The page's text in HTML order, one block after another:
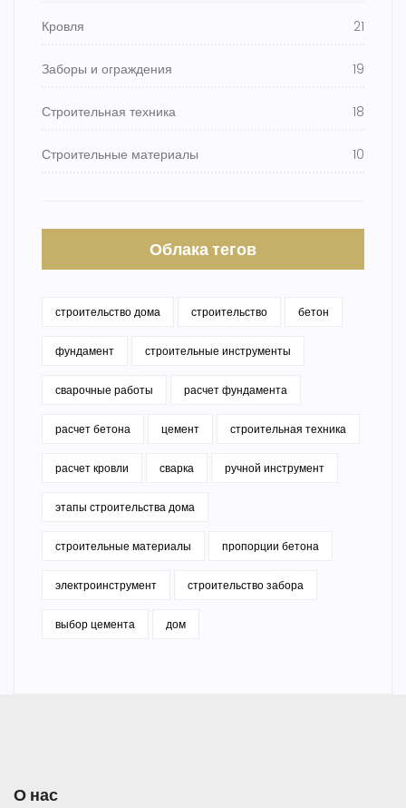
Кровля 21
Заборы и ограждения 19
Строительная техника 18
Строительные материалы 10
Облака тегов
строительство дома строительство бетон
фундамент строительные инструменты
сварочные работы расчет фундамента
расчет бетона цемент строительная техника
расчет кровли сварка ручной инструмент
этапы строительства дома
строительные материалы пропорции бетона
электроинструмент строительство забора
выбор цемента дом
О нас